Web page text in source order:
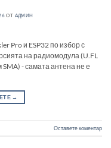
ОТ АДМИН
Pro и ESP32 по избор с
на радиомодула (U.FL
- самата антена не е
→
Оставете коментар